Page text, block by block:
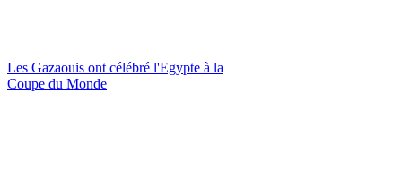
Les Gazaouis ont célébré l'Egypte à la
Coupe du Monde